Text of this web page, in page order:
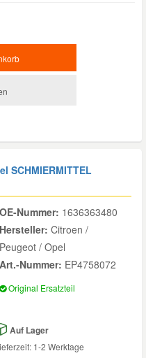
SCHMIERMITTEL
OE-Nummer: 1636363480
Hersteller: Citroen /
Peugeot / Opel
Art.-Nummer: EP4758072
Original Ersatzteil
Auf Lager
1-2 Werktage